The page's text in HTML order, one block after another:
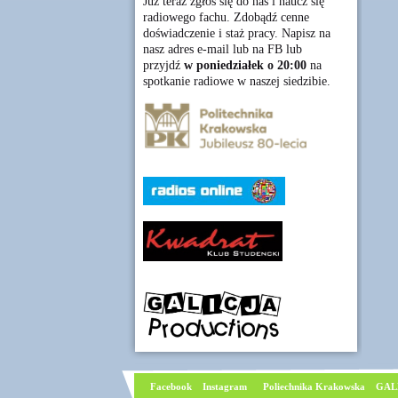
radiowego fachu. Zdobądź cenne
doświadczenie i staż pracy. Napisz na
nasz adres e-mail lub na FB lub
przyjdź w poniedziałek o 20:00na
spotkanie radiowe w naszej siedzibie.
Facebook Instagram Poliechnika Krakowska